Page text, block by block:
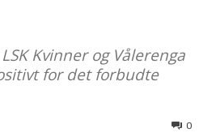
Kvinner og Vålerenga
for det forbudte
0